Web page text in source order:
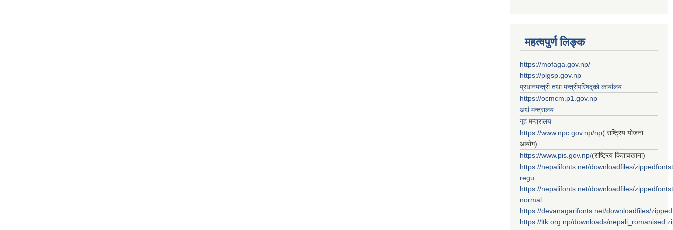
महत्वपुर्ण लिङ्क
https://mofaga.gov.np/
https://plgsp.gov.np
प्रधानमन्त्री तथा मन्त्रीपरिषद्को कार्यालय
https://ocmcm.p1.gov.np
अर्थ मन्त्रालय
गृह मन्त्रालय
https://www.npc.gov.np/np( राष्ट्रिय योजना
आयोग)
https://www.pis.gov.np/(राष्ट्रिय कितावखाना)
https://nepalifonts.net/downloadfiles/
regu...
https://nepalifonts.net/downloadfiles/
normal...
https://devanagarifonts.net/downloadfiles/
https://ltk.org.np/downloads/